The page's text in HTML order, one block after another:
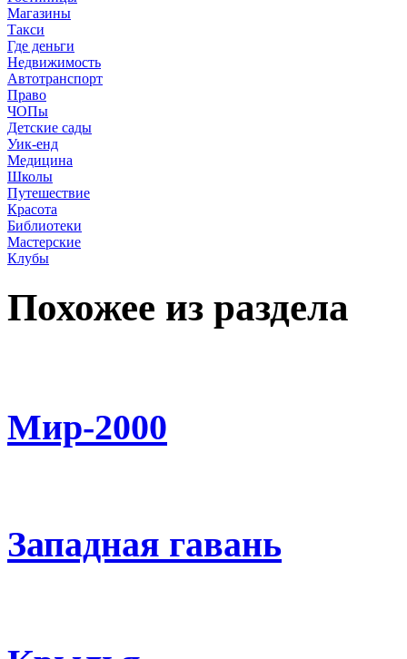
Магазины
Такси
Где деньги
Недвижимость
Автотранспорт
Право
ЧОПы
Детские сады
Уик-енд
Медицина
Школы
Путешествие
Красота
Библиотеки
Мастерские
Клубы
Похожее из раздела
Мир-2000
Западная гавань